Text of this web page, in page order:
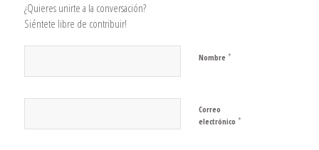
¿Quieres unirte a la conversación?
Siéntete libre de contribuir!
Nombre *
Correo
electrónico *